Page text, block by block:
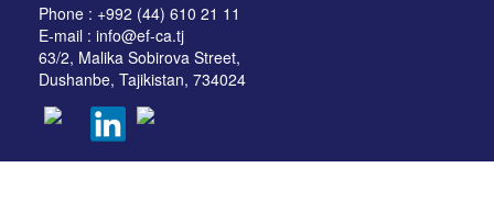
Phone : +992 (44) 610 21 11
E-mail : info@ef-ca.tj
63/2, Malika Sobirova Street,
Dushanbe, Tajikistan, 734024